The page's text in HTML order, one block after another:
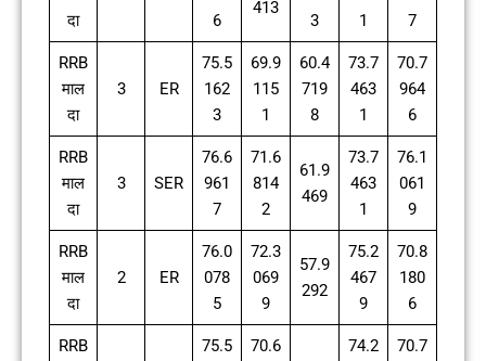
दा
6
413
3
1
7
RRB
माल
दा
3 ER
75.5
162
3
69.9
115
1
60.4
719
8
73.7
463
1
70.7
964
6
RRB
माल
दा
3 SER
76.6
961
7
71.6
814
2
61.9
469
73.7
463
1
76.1
061
9
RRB
माल
दा
2 ER
76.0
078
5
72.3
069
9
57.9
292
75.2
467
9
70.8
180
6
RRB
75.5
70.6
74.2
70.7